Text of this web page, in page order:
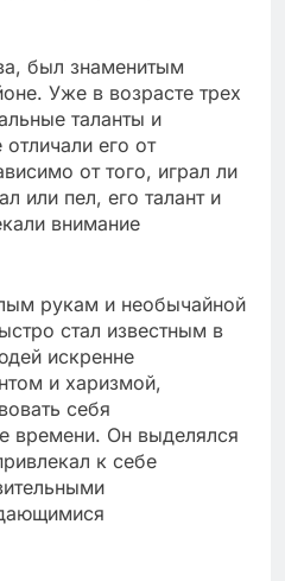
был знаменитым
Уже в возрасте трех
таланты и
его от
от того, играл ли
или пел, его талант и
внимание
рукам и необычайной
стал известным в
искренне
и харизмой,
себя
времени. Он выделялся
к себе